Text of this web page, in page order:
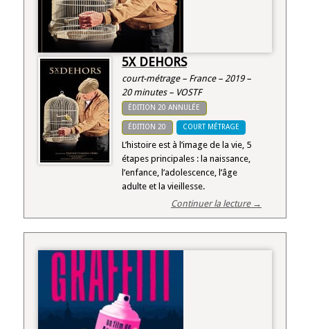
5X DEHORS
court-métrage – France – 2019 –
20 minutes – VOSTF
ÉDITION 20 ANNULÉE
ÉDITION 20 COURT MÉTRAGE
L’histoire est à l’image de la vie, 5
étapes principales : la naissance,
l’enfance, l’adolescence, l’âge
adulte et la vieillesse.
Continuer la lecture →